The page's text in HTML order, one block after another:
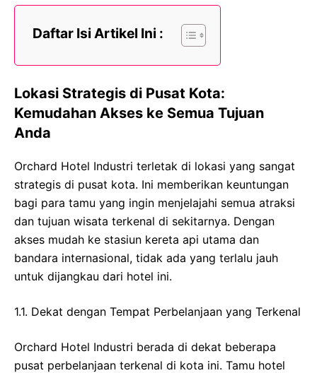
Daftar Isi Artikel Ini :
Lokasi Strategis di Pusat Kota:
Kemudahan Akses ke Semua Tujuan
Anda
Orchard Hotel Industri terletak di lokasi yang sangat
strategis di pusat kota. Ini memberikan keuntungan
bagi para tamu yang ingin menjelajahi semua atraksi
dan tujuan wisata terkenal di sekitarnya. Dengan
akses mudah ke stasiun kereta api utama dan
bandara internasional, tidak ada yang terlalu jauh
untuk dijangkau dari hotel ini.
1.1. Dekat dengan Tempat Perbelanjaan yang Terkenal
Orchard Hotel Industri berada di dekat beberapa
pusat perbelanjaan terkenal di kota ini. Tamu hotel